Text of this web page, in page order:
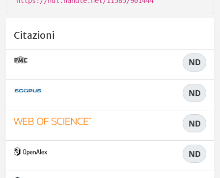
Citazioni
ND
ND
ND
ND